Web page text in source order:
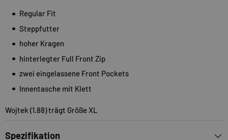
Regular Fit
Steppfutter
hoher Kragen
hinterlegter Full Front Zip
zwei eingelassene Front Pockets
Innentasche mit Klett
Wojtek (1.88) trägt Größe XL
Spezifikation